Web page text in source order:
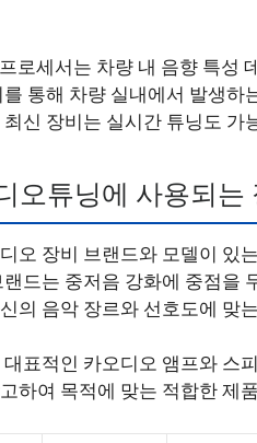
프로세서는 차량 내 음향 특성
를 통해 차량 실내에서 발생하
최신 장비는 실시간 튜닝도 가
오튜닝에 사용되는
오 장비 브랜드와 모델이 있
랜드는 중저음 강화에 중점을
의 음악 장르와 선호도에 맞
표적인 카오디오 앰프와 스
하여 목적에 맞는 적합한 제